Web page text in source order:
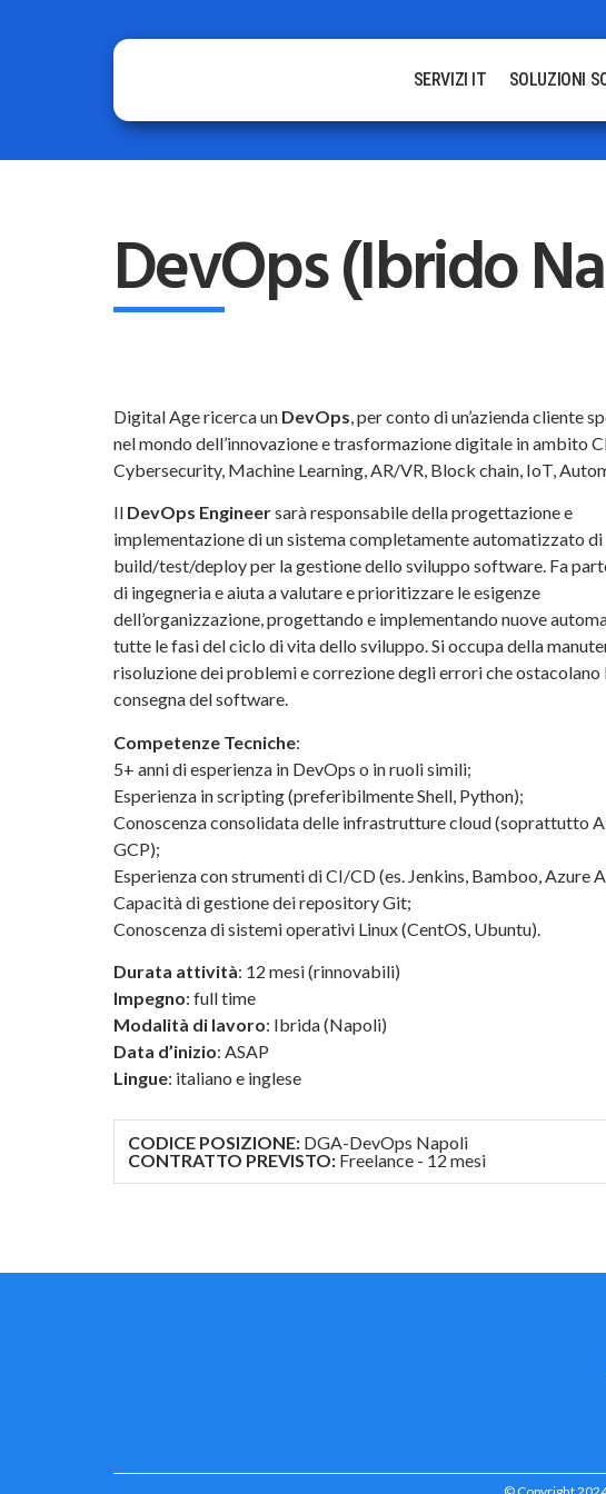
SERVIZI IT SOLUZIONI
DevOps (Ibrido
Digital Age ricerca un DevOps, per conto di un’azienda cliente
nel mondo dell’innovazione e trasformazione digitale in ambito
Cybersecurity, Machine Learning, AR/VR, Block chain, IoT,
Il DevOps Engineersarà responsabile della progettazione e
implementazione di un sistema completamente automatizzato di
build/test/deploy per la gestione dello sviluppo software. Fa
di ingegneria e aiuta a valutare e prioritizzare le esigenze
dell’organizzazione, progettando e implementando nuove
tutte le fasi del ciclo di vita dello sviluppo. Si occupa della
risoluzione dei problemi e correzione degli errori che ostacolano
consegna del software.
Competenze Tecniche:
5+ anni di esperienza in DevOps o in ruoli simili;
Esperienza in scripting (preferibilmente Shell, Python);
Conoscenza consolidata delle infrastrutture cloud (soprattutto
GCP);
Esperienza con strumenti di CI/CD (es. Jenkins, Bamboo, Azure
Capacità di gestione dei repository Git;
Conoscenza di sistemi operativi Linux (CentOS, Ubuntu).
Durata attività: 12 mesi (rinnovabili)
Impegno: full time
Modalità di lavoro: Ibrida (Napoli)
Data d’inizio: ASAP
Lingue: italiano e inglese
CODICE POSIZIONE: DGA-DevOps Napoli
CONTRATTO PREVISTO: Freelance - 12 mesi